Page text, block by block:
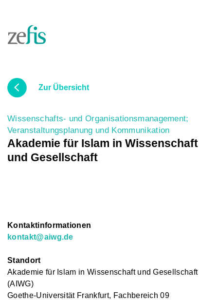
Zur Übersicht
Wissenschafts- und Organisationsmanagement;
Veranstaltungsplanung und Kommunikation
Akademie für Islam in Wissenschaft
und Gesellschaft
Kontaktinformationen
kontakt@aiwg.de
Standort
Akademie für Islam in Wissenschaft und Gesellschaft
(AIWG)
Goethe-Universität Frankfurt, Fachbereich 09